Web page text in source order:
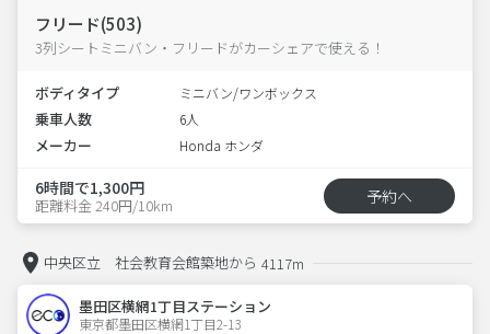
フリード(503)
3列シートミニバン・フリードがカーシェアで使える！
ボディタイプ ミニバン/ワンボックス
乗車人数 6人
メーカー Honda ホンダ
6時間で1,300円
距離料金 240円/10km 予約へ
中央区立 社会教育会館築地から 4117m
墨田区横網1丁目ステーション
東京都墨田区横網1丁目2-13